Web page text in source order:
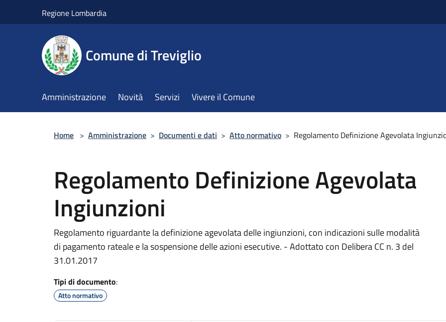
Regione Lombardia
Comune di Treviglio
Amministrazione Novità Servizi Vivere il Comune
Home > Amministrazione > Documenti e dati > Atto normativo > Regolamento Definizione Agevolata
Regolamento Definizione Agevolata
Ingiunzioni
Regolamento riguardante la definizione agevolata delle ingiunzioni, con indicazioni sulle modalità
di pagamento rateale e la sospensione delle azioni esecutive. - Adottato con Delibera CC n. 3 del
31.01.2017
Tipi di documento:
Atto normativo